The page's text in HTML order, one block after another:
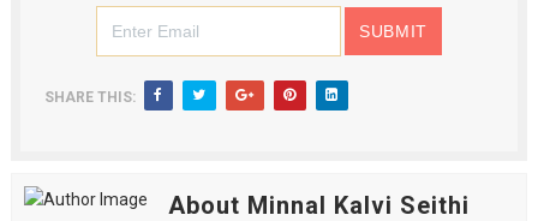
SHARE THIS:
About Minnal Kalvi Seithi